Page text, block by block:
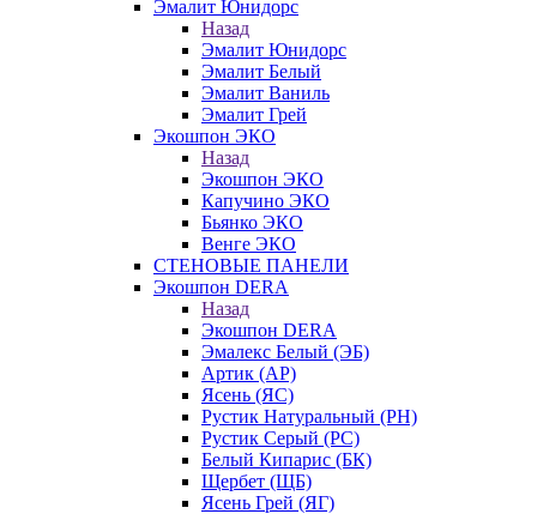
Эмалит Юнидорс
Назад
Эмалит Юнидорс
Эмалит Белый
Эмалит Ваниль
Эмалит Грей
Экошпон ЭКО
Назад
Экошпон ЭКО
Капучино ЭКО
Бьянко ЭКО
Венге ЭКО
СТЕНОВЫЕ ПАНЕЛИ
Экошпон DERA
Назад
Экошпон DERA
Эмалекс Белый (ЭБ)
Артик (АР)
Ясень (ЯС)
Рустик Натуральный (РН)
Рустик Серый (РС)
Белый Кипарис (БК)
Щербет (ЩБ)
Ясень Грей (ЯГ)